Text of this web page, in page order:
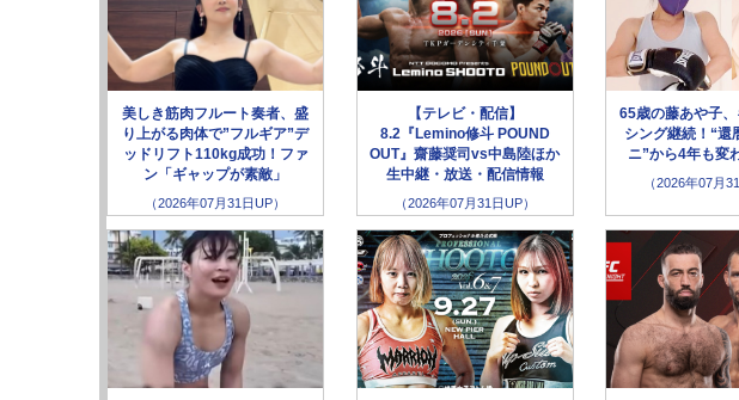
美しき筋肉フルート奏者、盛
り上がる肉体で”フルギア”デ
ッドリフト110kg成功！ファ
ン「ギャップが素敵」
（2026年07月31日UP）
【テレビ・配信】
8.2『Lemino修斗 POUND
OUT』齋藤奨司vs中島陸ほか
生中継・放送・配信情報
（2026年07月31日UP）
65歳の藤あや子
シング継続！“還
ニ”から4年も変
（2026年07月